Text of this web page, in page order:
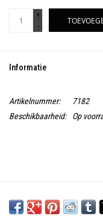
+
-
Informatie
Artikelnummer:
7182
Beschikbaarheid:
Op